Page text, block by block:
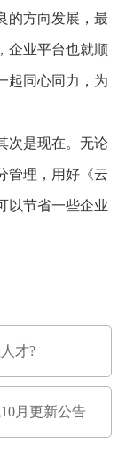
的方向发展，最
企业平台也就顺
起同心同力，为
是现在。无论
管理，用好《云
以节省一些企业
才?
月更新公告